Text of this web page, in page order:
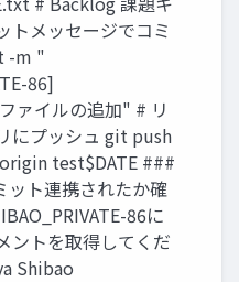
トメッセージでコミ
-m "
86]
ァイルの追加" # リ
にプッシュ git push
test$DATE ###
ト連携されたか確
86に
ントを取得してくだ
Shibao